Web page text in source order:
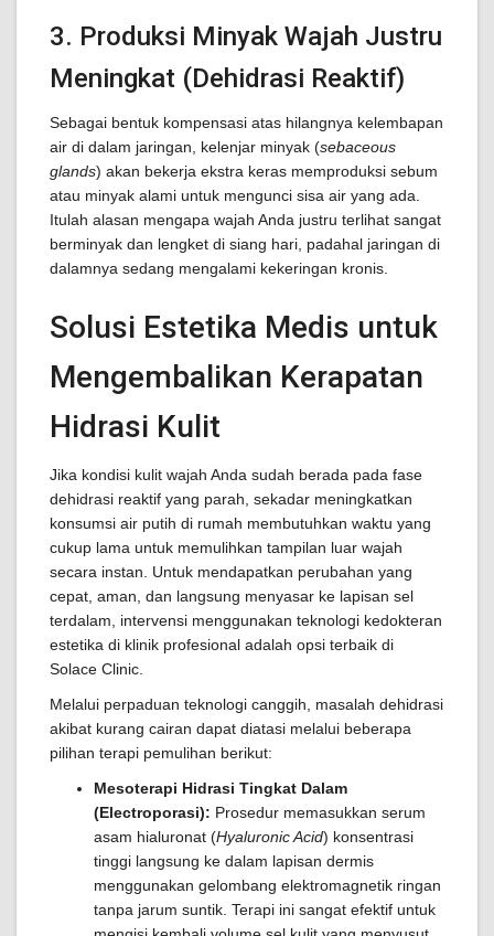
3. Produksi Minyak Wajah Justru
Meningkat (Dehidrasi Reaktif)
Sebagai bentuk kompensasi atas hilangnya kelembapan
air di dalam jaringan, kelenjar minyak (sebaceous
glands) akan bekerja ekstra keras memproduksi sebum
atau minyak alami untuk mengunci sisa air yang ada.
Itulah alasan mengapa wajah Anda justru terlihat sangat
berminyak dan lengket di siang hari, padahal jaringan di
dalamnya sedang mengalami kekeringan kronis.
Solusi Estetika Medis untuk
Mengembalikan Kerapatan
Hidrasi Kulit
Jika kondisi kulit wajah Anda sudah berada pada fase
dehidrasi reaktif yang parah, sekadar meningkatkan
konsumsi air putih di rumah membutuhkan waktu yang
cukup lama untuk memulihkan tampilan luar wajah
secara instan. Untuk mendapatkan perubahan yang
cepat, aman, dan langsung menyasar ke lapisan sel
terdalam, intervensi menggunakan teknologi kedokteran
estetika di klinik profesional adalah opsi terbaik di
Solace Clinic.
Melalui perpaduan teknologi canggih, masalah dehidrasi
akibat kurang cairan dapat diatasi melalui beberapa
pilihan terapi pemulihan berikut:
Mesoterapi Hidrasi Tingkat Dalam
(Electroporasi): Prosedur memasukkan serum
asam hialuronat (Hyaluronic Acid) konsentrasi
tinggi langsung ke dalam lapisan dermis
menggunakan gelombang elektromagnetik ringan
tanpa jarum suntik. Terapi ini sangat efektif untuk